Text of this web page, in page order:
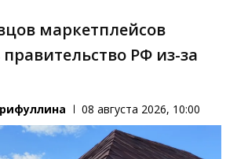
маркетплейсов
РФ из-за
08 августа 2026, 10:00